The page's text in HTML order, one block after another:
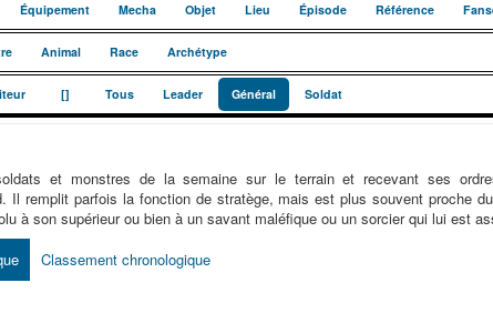
Équipement Mecha Objet Lieu Épisode Référence
Animal Race Archétype
[] Tous Leader Général Soldat
et monstres de la semaine sur le terrain et recevant ses
Il remplit parfois la fonction de stratège, mais est plus souvent proche
à son supérieur ou bien à un savant maléfique ou un sorcier qui lui est
Classement chronologique